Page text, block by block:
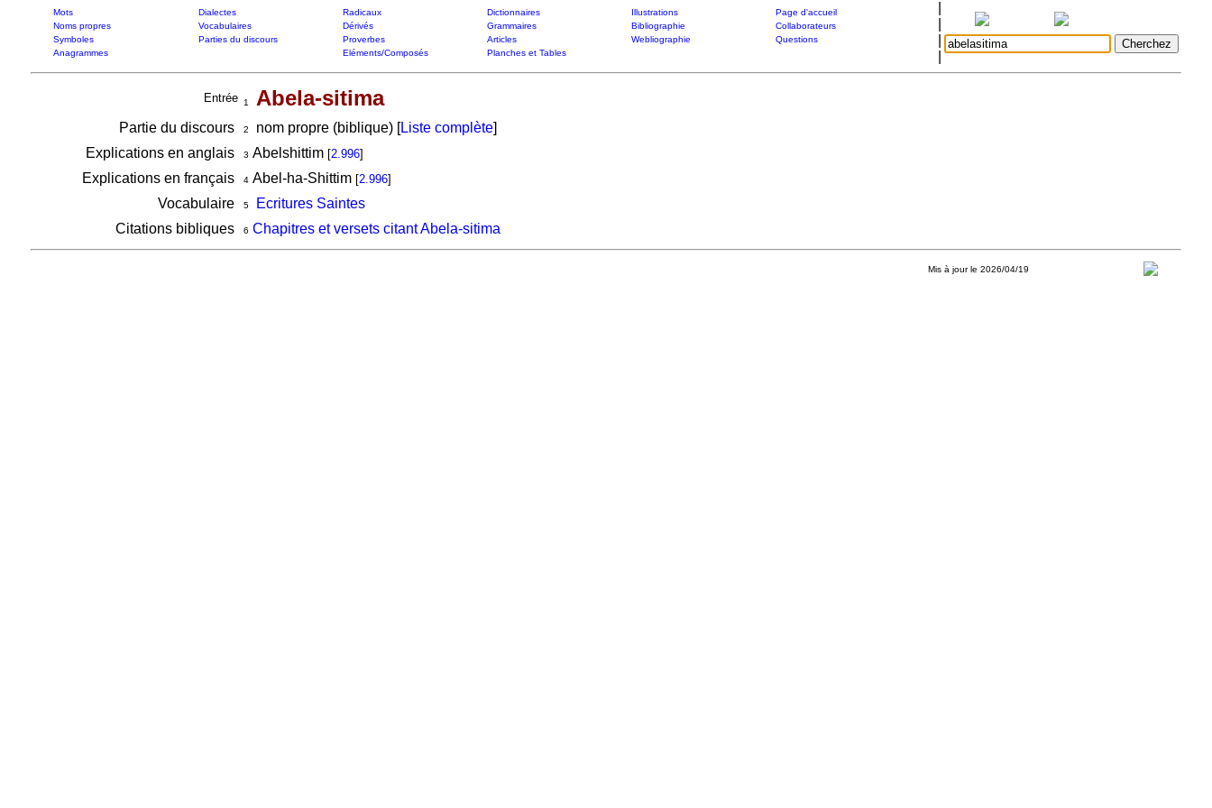
Mots Dialectes Radicaux Dictionnaires Illustrations
Page d'accueil
Noms propres
Vocabulaires Dérivés Grammaires Bibliographie
Collaborateurs
Symboles
Parties du discours Proverbes Articles Webliographie
Questions
Anagrammes
Eléments/Composés Planches et Tables
Entrée 1 Abela-sitima
Partie du discours 2 nom propre (biblique) [Liste complète]
Explications en anglais
3 Abelshittim [2.996]
Explications en français 4Abel-ha-Shittim [2.996]
Vocabulaire 5
Ecritures Saintes
Citations bibliques
6 Chapitres et versets citant Abela-sitima
Mis à jour le 2026/04/19